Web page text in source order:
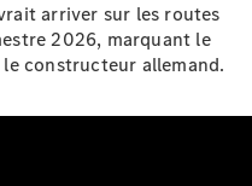
arriver sur les routes
2026, marquant le
constructeur allemand.